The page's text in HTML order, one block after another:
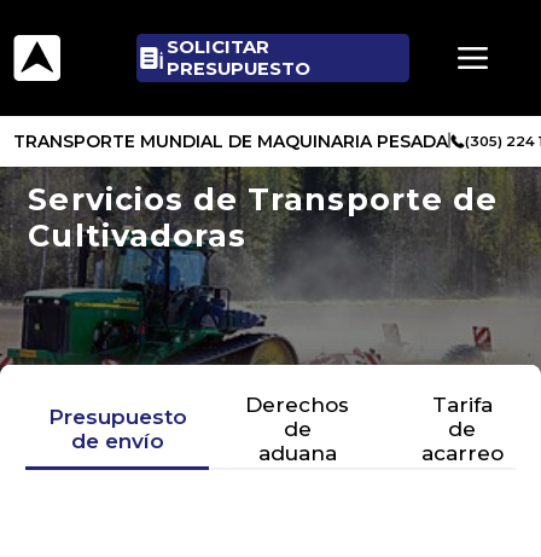
SOLICITAR
PRESUPUESTO
TRANSPORTE MUNDIAL DE MAQUINARIA PESADA (305) 224
Servicios de Transporte de
Cultivadoras
Presupuesto
de envío
Derechos
de
aduana
Tarifa
de
acarreo